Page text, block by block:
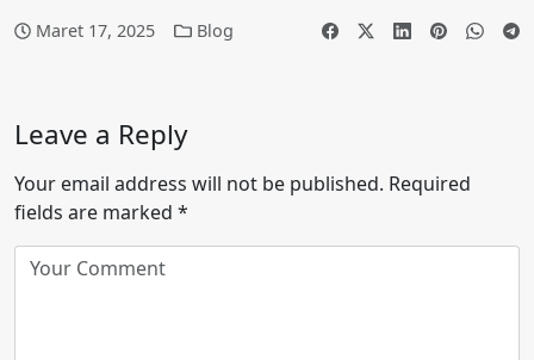
Maret 17, 2025 Blog
Leave a Reply
Your email address will not be published. Required
fields are marked *